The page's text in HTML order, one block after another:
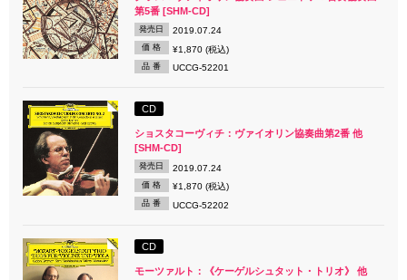
第5番 [SHM-CD]
発売日 2019.07.24
価 格 ¥1,870 (税込)
品 番 UCCG-52201
CD
ショスタコーヴィチ：ヴァイオリン協奏曲第2番 他
[SHM-CD]
発売日 2019.07.24
価 格 ¥1,870 (税込)
品 番 UCCG-52202
CD
モーツァルト：《ケーゲルシュタット・トリオ》 他